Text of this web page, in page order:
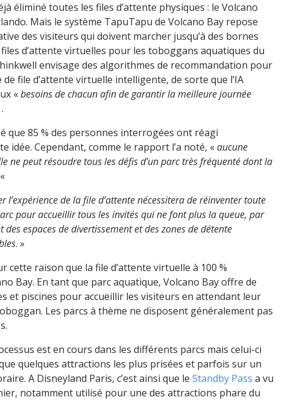
éliminé toutes les files d’attente physiques : le Volcano
Mais le système TapuTapu de Volcano Bay repose
des visiteurs qui doivent marcher jusqu’à des bornes
d’attente virtuelles pour les toboggans aquatiques du
envisage des algorithmes de recommandation pour
file d’attente virtuelle intelligente, de sorte que l’IA
«besoins de chacun afin de garantir la meilleure journée
que 85 % des personnes interrogées ont réagi
idée. Cependant, comme le rapport l’a noté, «aucune
ne peut résoudre tous les défis d’un parc très fréquenté dont la
«
l’expérience de la file d’attente nécessitera de réinventer toute
pour accueillir tous les invités qui ne font plus la queue, par
espaces de divertissement et des zones de détente
. »
cette raison que la file d’attente virtuelle à 100 %
Bay. En tant que parc aquatique, Volcano Bay offre de
et piscines pour accueillir les visiteurs en attendant leur
Les parcs à thème ne disposent généralement pas
est en cours dans les différents parcs mais celui-ci
quelques attractions les plus prisées et parfois sur un
A Disneyland Paris, c’est ainsi que le Standby Pass a vu
notamment utilisé pour une des attractions phare du